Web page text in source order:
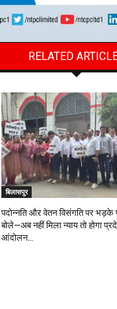
RELATED
बिलासपुर
पदोन्नति और वेतन विसंगति पर भड़के
बोले—अब नहीं मिला न्याय तो होगा
आंदोलन…